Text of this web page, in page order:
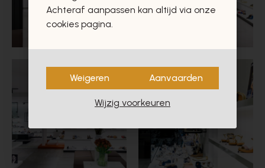
Achteraf aanpassen kan altijd via onze
cookies pagina.
Weigeren Aanvaarden
Wijzig voorkeuren